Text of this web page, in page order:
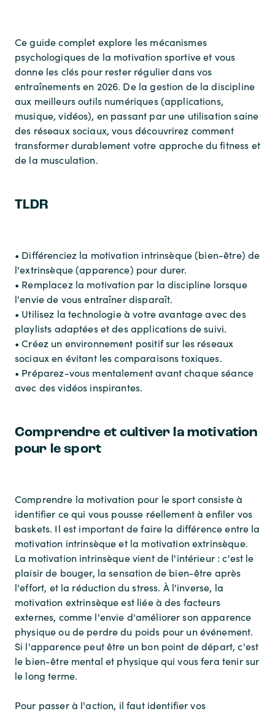
Ce guide complet explore les mécanismes
psychologiques de la motivation sportive et vous
donne les clés pour rester régulier dans vos
entraînements en 2026. De la gestion de la discipline
aux meilleurs outils numériques (applications,
musique, vidéos), en passant par une utilisation saine
des réseaux sociaux, vous découvrirez comment
transformer durablement votre approche du fitness et
de la musculation.
TLDR
• Différenciez la motivation intrinsèque (bien-être) de
l'extrinsèque (apparence) pour durer.
• Remplacez la motivation par la discipline lorsque
l'envie de vous entraîner disparaît.
• Utilisez la technologie à votre avantage avec des
playlists adaptées et des applications de suivi.
• Créez un environnement positif sur les réseaux
sociaux en évitant les comparaisons toxiques.
• Préparez-vous mentalement avant chaque séance
avec des vidéos inspirantes.
Comprendre et cultiver la motivation
pour le sport
Comprendre la motivation pour le sport consiste à
identifier ce qui vous pousse réellement à enfiler vos
baskets. Il est important de faire la différence entre la
motivation intrinsèque et la motivation extrinsèque.
La motivation intrinsèque vient de l'intérieur : c'est le
plaisir de bouger, la sensation de bien-être après
l'effort, et la réduction du stress. À l'inverse, la
motivation extrinsèque est liée à des facteurs
externes, comme l'envie d'améliorer son apparence
physique ou de perdre du poids pour un événement.
Si l'apparence peut être un bon point de départ, c'est
le bien-être mental et physique qui vous fera tenir sur
le long terme.
Pour passer à l'action, il faut identifier vos